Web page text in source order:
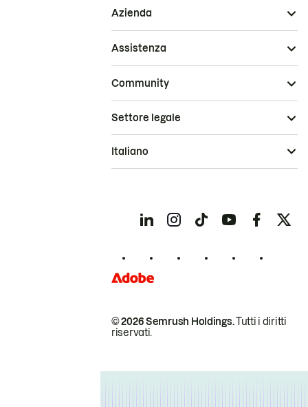
Azienda
Assistenza
Community
© 2026 Semrush Holdings.Tutti i diritti
riservati.
Settore legale
Italiano